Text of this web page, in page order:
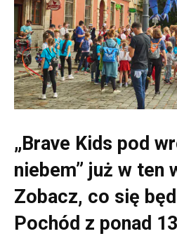
„Brave Kids pod
niebem” już w ten
Zobacz, co się
Pochód z ponad